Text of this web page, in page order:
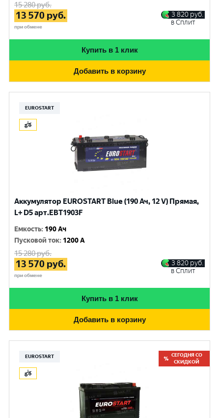
15 280руб.
13 570 руб.
при обмене
3 820 руб.
в Сплит
Купить в 1 клик
Добавить в корзину
EUROSTART
Аккумулятор EUROSTART Blue (190 Ач, 12 V) Прямая,
L+ D5 арт.EBT1903F
Емкость: 190 Ач
Пусковой ток: 1200 A
15 280руб.
13 570 руб.
при обмене
3 820 руб.
в Сплит
Купить в 1 клик
Добавить в корзину
EUROSTART
СЕГОДНЯ СО
СКИДКОЙ